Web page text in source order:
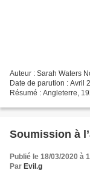
Auteur : Sarah Waters
Date de parution : Avril
Résumé : Angleterre,
Soumission à
Publié le 18/03/2020 à
Par Evil.g